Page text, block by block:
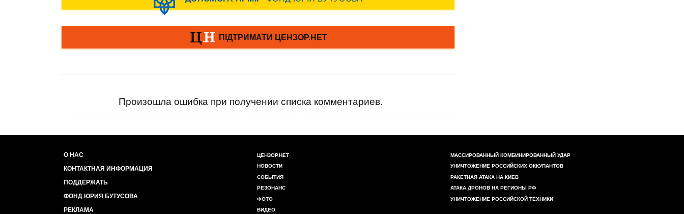
Произошла ошибка при получении списка комментариев.
О НАС
КОНТАКТНАЯ ИНФОРМАЦИЯ
ПОДДЕРЖАТЬ
ФОНД ЮРИЯ БУТУСОВА
РЕКЛАМА
ЦЕНЗОР.НЕТ
НОВОСТИ
СОБЫТИЯ
РЕЗОНАНС
ФОТО
ВИДЕО
МАССИРОВАННЫЙ КОМБИНИРОВАННЫЙ УДАР
УНИЧТОЖЕНИЕ РОССИЙСКИХ ОККУПАНТОВ
РАКЕТНАЯ АТАКА НА КИЕВ
АТАКА ДРОНОВ НА РЕГИОНЫ РФ
УНИЧТОЖЕНИЕ РОССИЙСКОЙ ТЕХНИКИ